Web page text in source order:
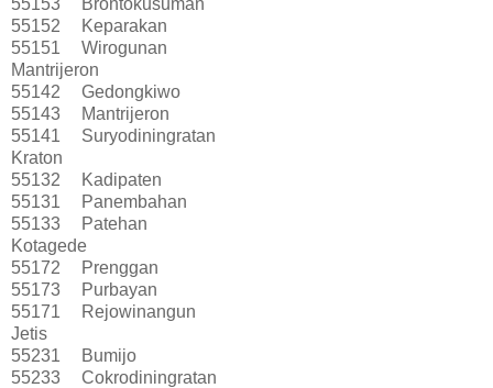
55152
Keparakan
55151
Wirogunan
Mantrijeron
55142
Gedongkiwo
55143
Mantrijeron
55141
Suryodiningratan
Kraton
55132
Kadipaten
55131
Panembahan
55133
Patehan
Kotagede
55172
Prenggan
55173
Purbayan
55171
Rejowinangun
Jetis
55231
Bumijo
55233
Cokrodiningratan